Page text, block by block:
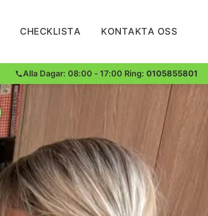
CHECKLISTA KONTAKTA OSS
Alla Dagar: 08:00 - 17:00 Ring: 0105855801